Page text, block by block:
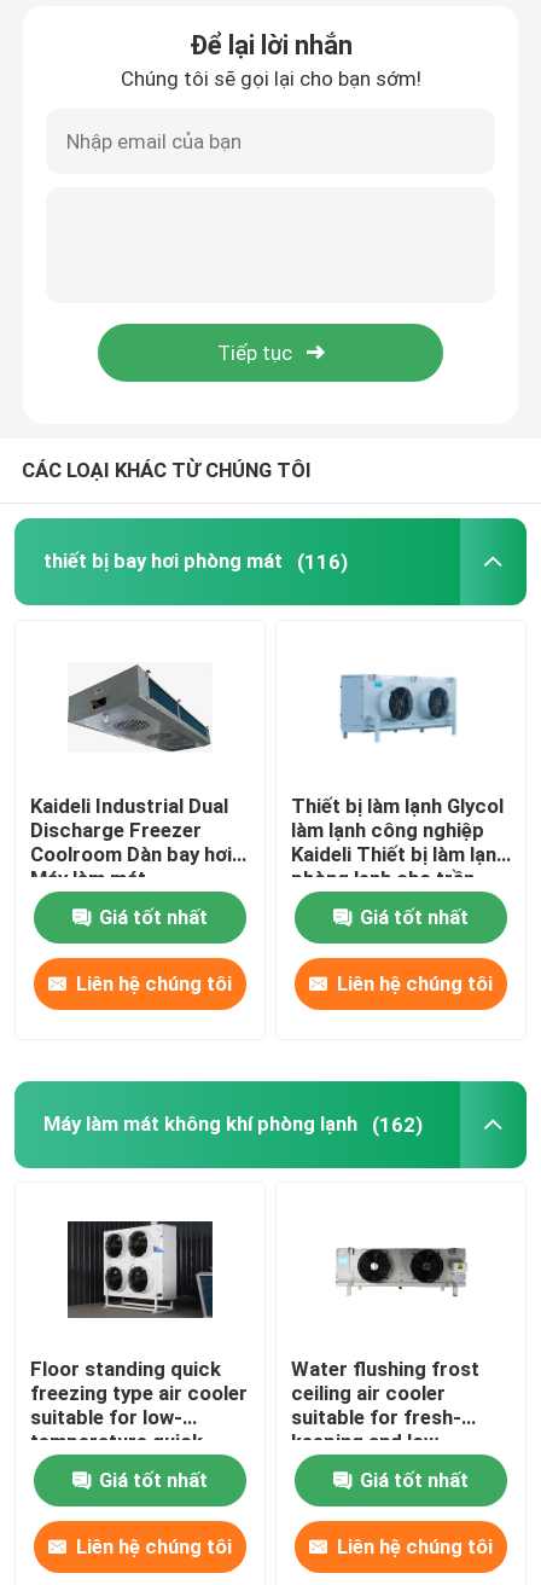
Tham quan nhà máy
Kiểm soát chất lượng
Các vụ án
Máy làm mát không khí phòng lạnh
bình ngưng phòng lạnh
Thiết Bị Làm Lạnh Phòng Lạnh
Đơn vị ngưng tụ phòng lạnh
Bộ ngưng tụ làm mát bằng nước
Đơn vị ngưng tụ máy nén
Đơn vị ngưng tụ phòng đông lạnh
Đơn vị ngưng tụ cuộn
Máy thu chất lỏng ngang
Để lại lời nhắn
Chúng tôi sẽ gọi lại cho bạn sớm!
CÁC LOẠI KHÁC TỪ CHÚNG TÔI
thiết bị bay hơi phòng mát (116)
Kaideli Industrial Dual
Discharge Freezer
Coolroom Dàn bay hơi
Máy làm mát
Giá tốt nhất
Liên hệ chúng tôi
Thiết bị làm lạnh Glycol
làm lạnh công nghiệp
Kaideli Thiết bị làm lạnh
phòng lạnh cho trần
Giá tốt nhất
Liên hệ chúng tôi
Máy làm mát không khí phòng lạnh (162)
Floor standing quick
freezing type air cooler
suitable for low-
temperature quick
freezing cold storage,
compatible with
R404A/R507/R22
refrigerants,
supporting 220V/380V
Giá tốt nhất
Liên hệ chúng tôi
Water flushing frost
ceiling air cooler
suitable for fresh-
keeping and low-
temperature
refrigeration
warehouses,
compatible with
refrigerants such as
Giá tốt nhất
Liên hệ chúng tôi